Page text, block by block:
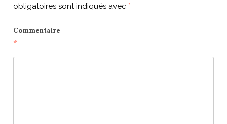
obligatoires sont indiqués avec *
Commentaire
*